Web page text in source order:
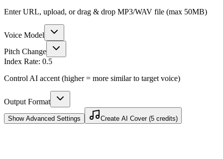
Enter URL, upload, or drag & drop MP3/WAV file (max 50MB)
Voice Model
Pitch Change
Index Rate: 0.5
Control AI accent (higher = more similar to target voice)
Output Format
ShowAdvanced Settings Create AI Cover (5 credits)